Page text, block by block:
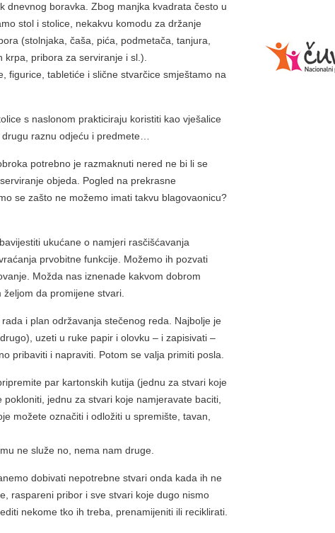
dnevnog boravka. Zbog manjka kvadrata često u
stol i stolice, nekakvu komodu za držanje
(stolnjaka, čaša, pića, podmetača, tanjura,
krpa, pribora za serviranje i sl.).
figurice, tabletiće i slične stvarčice smještamo na
s naslonom prakticiraju koristiti kao vješalice
raznu odjeću i predmete…
potrebno je razmaknuti nered ne bi li se
objeda. Pogled na prekrasne
se zašto ne možemo imati takvu blagovaonicu?
ukućane o namjeri rasčišćavanja
prvobitne funkcije. Možemo ih pozvati
Možda nas iznenade kakvom dobrom
željom da promijene stvari.
i plan održavanja stečenog reda. Najbolje je
uzeti u ruke papir i olovku – i zapisivati –
pribaviti i napraviti. Potom se valja primiti posla.
par kartonskih kutija (jednu za stvari koje
pokloniti, jednu za stvari koje namjeravate baciti,
možete označiti i odložiti u spremište, tavan,
ne služe no, nema nam druge.
dobivati nepotrebne stvari onda kada ih ne
raspareni pribor i sve stvari koje dugo nismo
nekome tko ih treba, prenamijeniti ili reciklirati.